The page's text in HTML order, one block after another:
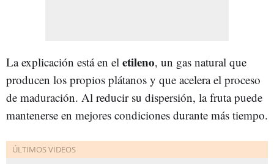
La explicación está en el etileno, un gas natural que
producen los propios plátanos y que acelera el proceso
de maduración. Al reducir su dispersión, la fruta puede
mantenerse en mejores condiciones durante más tiempo.